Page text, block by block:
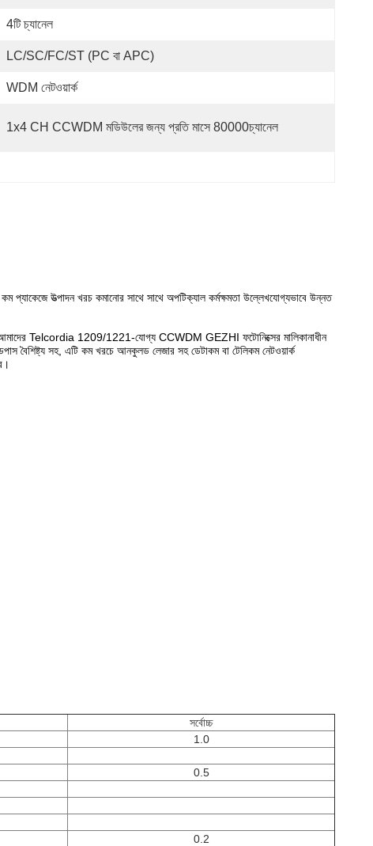
4টি চ্যানেল
LC/SC/FC/ST (PC বা APC)
WDM নেটওয়ার্ক
1x4 CH CCWDM মডিউলের জন্য প্রতি মাসে 80000চ্যানেল
প্যাকেজে উত্পাদন খরচ কমানোর সাথে সাথে অপটিক্যাল কর্মক্ষমতা উল্লেখযোগ্যভাবে উন্নত
Telcordia 1209/1221-যোগ্য CCWDM GEZHI ফটোনিক্সের মালিকানাধীন
বৈশিষ্ট্য সহ, এটি কম খরচে আনকুলড লেজার সহ ডেটাকম বা টেলিকম নেটওয়ার্ক
সর্বোচ্চ
1.0
0.5
0.2